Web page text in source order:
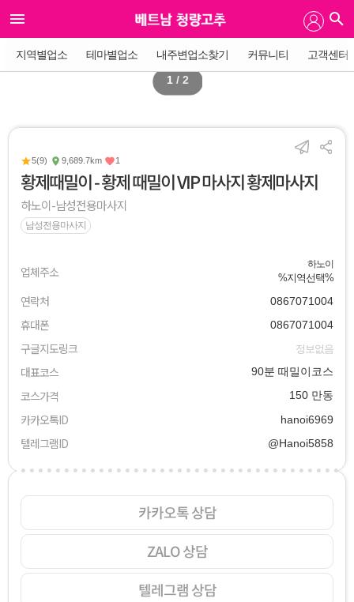
지역별업소 테마별업소 내주변업소찾기 커뮤니티
고객센터
1 / 2
5(9) 9,689.7km 1
황제때밀이 - 황제 때밀이 VIP 마사지 황제마사지
하노이-남성전용마사지
남성전용마사지
업체주소 하노이
%지역선택%
연락처 0867071004
휴대폰 0867071004
구글지도링크 정보없음
대표코스 90분 때밀이코스
코스가격 150 만동
카카오톡ID hanoi6969
텔레그램ID @Hanoi5858
카카오톡 상담
ZALO 상담
텔레그램 상담